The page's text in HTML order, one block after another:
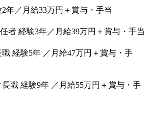
月給33万円＋賞与・手当
経験3年／月給39万円＋賞与・手当
験5年 ／月給47万円＋賞与・手
経験9年 ／月給55万円＋賞与・手